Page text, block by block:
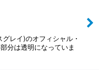
グレイ)のオフィシャル・
分は透明になっていま